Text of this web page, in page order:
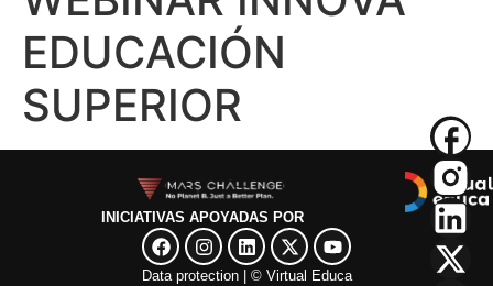
EDUCACIÓN
SUPERIOR
INICIATIVAS APOYADAS POR
Data protection​ | © Virtual Educa